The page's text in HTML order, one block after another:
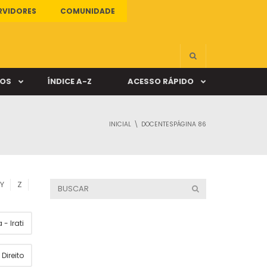
COMUNIDADE
ÍNDICE A-Z ACESSO RÁPIDO
INICIAL DOCENTESPÁGINA 86
Y Z
- Irati
Direito